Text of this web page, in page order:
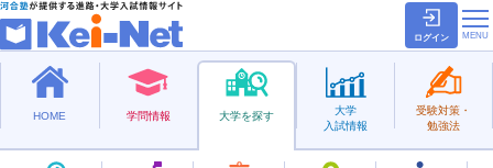
ログイン
HOME 学問情報 大学を探す
大学
入試情報
受験対策・
勉強法